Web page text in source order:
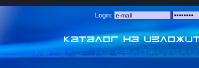
Login: